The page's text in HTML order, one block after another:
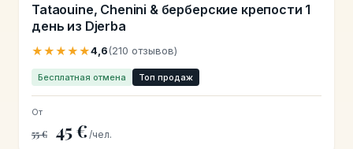
Tataouine, Chenini & берберские крепости 1
день из Djerba
★★★★★4,6(210 отзывов)
Бесплатная отмена Топ продаж
От
55 € 45 € /чел.